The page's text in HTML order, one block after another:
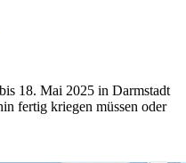
18. Mai 2025 in Darmstadt
fertig kriegen müssen oder